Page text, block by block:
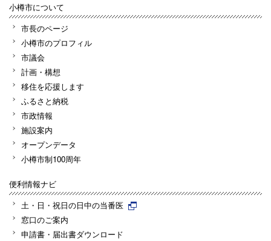
小樽市について
市長のページ
小樽市のプロフィル
市議会
計画・構想
移住を応援します
ふるさと納税
市政情報
施設案内
オープンデータ
小樽市制100周年
便利情報ナビ
土・日・祝日の日中の当番医
窓口のご案内
申請書・届出書ダウンロード